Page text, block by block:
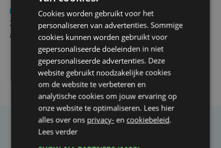
Nieuws Update
za 1 augustus | 17:21
Zwaar ongeval op E403 in Izegem: drie rijstroken
afgesloten
Taalfout opgemerkt?
Cookies worden gebruikt voor het
personaliseren van advertenties. Sommige
cookies kunnen worden gebruikt voor
gepersonaliseerde doeleinden in niet
gepersonaliseerde advertenties. Deze
website gebruikt noodzakelijke cookies
om de website te verbeteren en
analytische cookies om jouw ervaring op
onze website te optimaliseren. Lees hier
alles over ons privacy- en cookiebeleid.
Lees verder